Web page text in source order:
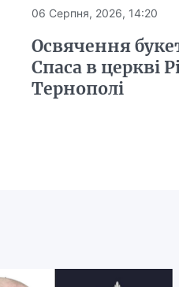
06 Серпня, 2026, 14:20
Освячення
Спаса в церкві
Тернополі